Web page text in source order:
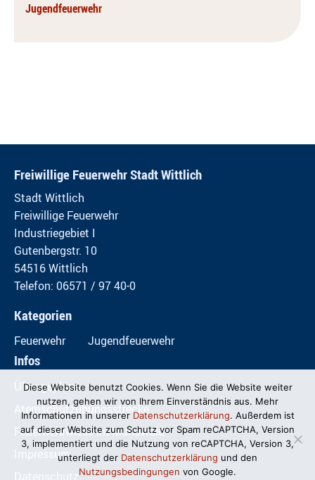
Jugendfeuerwehr
Freiwillige Feuerwehr Stadt Wittlich
Stadt Wittlich
Freiwillige Feuerwehr
Industriegebiet I
Gutenbergstr. 10
54516 Wittlich
Telefon: 06571 / 97 40-0
Kategorien
Feuerwehr Jugendfeuerwehr
Infos
Übungspläne
Atemschutzübungsstrecke
Feuerwehrwiese im Mundwald
Impressum
Diese Website benutzt Cookies. Wenn Sie die Website weiter
nutzen, gehen wir von Ihrem Einverständnis aus. Mehr
Informationen in unserer Datenschutzerklärung. Außerdem ist
auf dieser Website zum Schutz vor Spam reCAPTCHA, Version
3, implementiert und die Nutzung von reCAPTCHA, Version 3,
unterliegt der Datenschutzerklärung und den
Nutzungsbedingungen von Google.